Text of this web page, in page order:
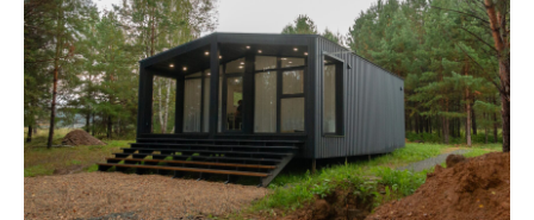
Политика
конфиденциальности